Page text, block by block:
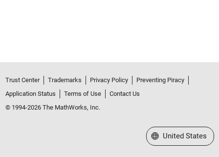
Trust Center Trademarks Privacy Policy
Preventing Piracy
Application Status
Terms of Use
Contact Us
© 1994-2026 The MathWorks, Inc.
Select a Web Site
United States